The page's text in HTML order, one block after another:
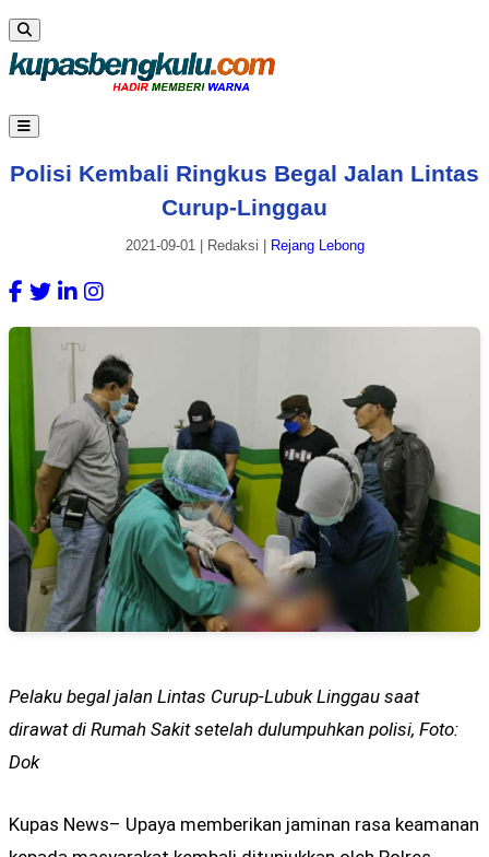
Polisi Kembali Ringkus Begal Jalan Lintas
Curup-Linggau
2021-09-01| Redaksi Rejang Lebong
Pelaku begal jalan Lintas Curup-Lubuk Linggau saat
dirawat di Rumah Sakit setelah dulumpuhkan polisi, Foto:
Dok
Kupas News– Upaya memberikan jaminan rasa keamanan